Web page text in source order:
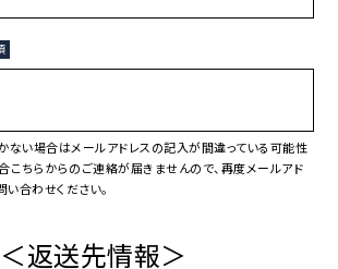
い場合はメールアドレスの記入が間違っている可能性
こちらからのご連絡が届きませんので、再度メールアド
合わせください。
＜返送先情報＞